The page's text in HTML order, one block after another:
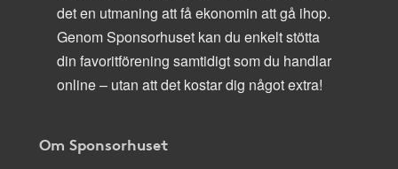
det en utmaning att få ekonomin att gå ihop.
Genom Sponsorhuset kan du enkelt stötta
din favoritförening samtidigt som du handlar
online – utan att det kostar dig något extra!
Om Sponsorhuset